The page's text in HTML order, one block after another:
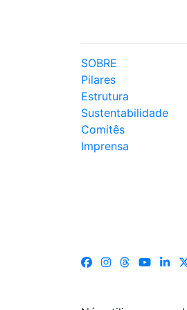
SOBRE
Pilares
Estrutura
Sustentabilidade
Comitês
Imprensa